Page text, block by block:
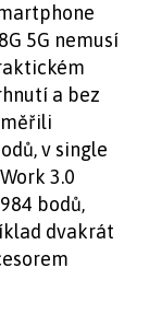
5G nemusí
a bez
v single
3.0
bodů,
dvakrát